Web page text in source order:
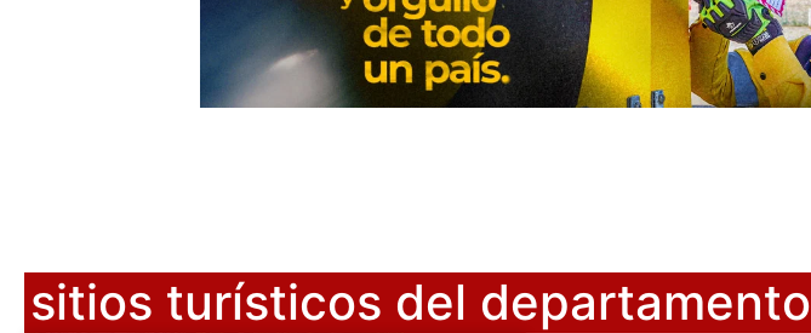
sitios turísticos del departamento